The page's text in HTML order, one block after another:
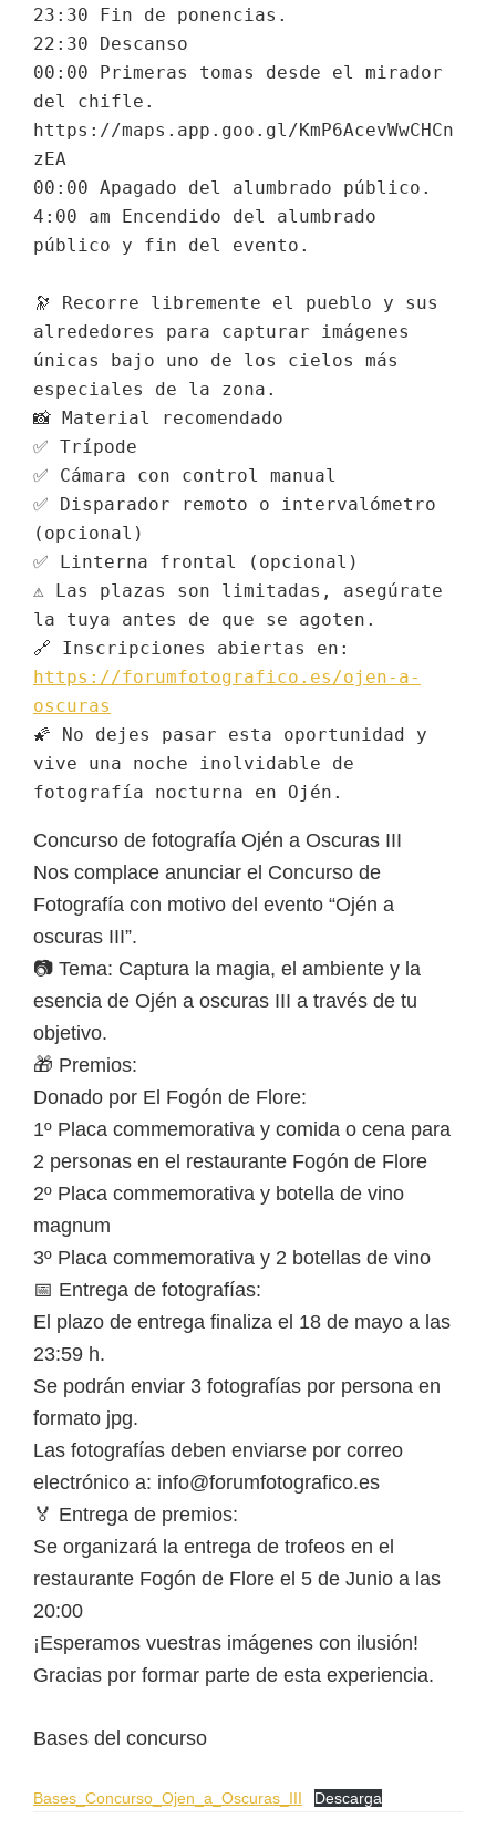
23:30 Fin de ponencias.
22:30 Descanso
00:00 Primeras tomas desde el mirador
del chifle.
https://maps.app.goo.gl/KmP6AcevWwCHCn
zEA
00:00 Apagado del alumbrado público.
4:00 am Encendido del alumbrado
público y fin del evento.
🔭 Recorre libremente el pueblo y sus
alrededores para capturar imágenes
únicas bajo uno de los cielos más
especiales de la zona.
📸 Material recomendado
✅ Trípode
✅ Cámara con control manual
✅ Disparador remoto o intervalómetro
(opcional)
✅ Linterna frontal (opcional)
⚠️ Las plazas son limitadas, asegúrate
la tuya antes de que se agoten.
🔗 Inscripciones abiertas en:
https://forumfotografico.es/ojen-a-
oscuras
🌠 No dejes pasar esta oportunidad y
vive una noche inolvidable de
fotografía nocturna en Ojén.
Concurso de fotografía Ojén a Oscuras III
Nos complace anunciar el Concurso de
Fotografía con motivo del evento “Ojén a
oscuras III”.
📷 Tema: Captura la magia, el ambiente y la
esencia de Ojén a oscuras III a través de tu
objetivo.
🎁 Premios:
Donado por El Fogón de Flore:
1º Placa commemorativa y comida o cena para
2 personas en el restaurante Fogón de Flore
2º Placa commemorativa y botella de vino
magnum
3º Placa commemorativa y 2 botellas de vino
📅 Entrega de fotografías:
El plazo de entrega finaliza el 18 de mayo a las
23:59 h.
Se podrán enviar 3 fotografías por persona en
formato jpg.
Las fotografías deben enviarse por correo
electrónico a: info@forumfotografico.es
🏅 Entrega de premios:
Se organizará la entrega de trofeos en el
restaurante Fogón de Flore el 5 de Junio a las
20:00
¡Esperamos vuestras imágenes con ilusión!
Gracias por formar parte de esta experiencia.
Bases del concurso
Bases_Concurso_Ojen_a_Oscuras_III Descarga